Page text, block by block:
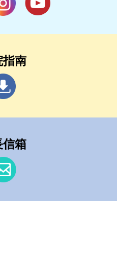
指南
信箱